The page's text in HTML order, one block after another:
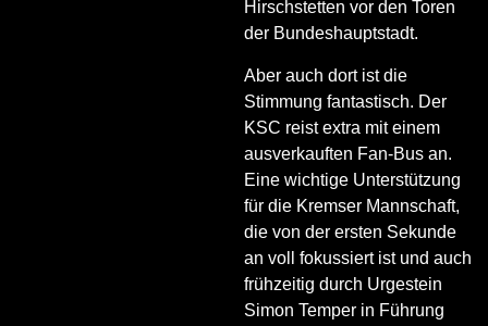
Hirschstetten vor den Toren
der Bundeshauptstadt.
Aber auch dort ist die
Stimmung fantastisch. Der
KSC reist extra mit einem
ausverkauften Fan-Bus an.
Eine wichtige Unterstützung
für die Kremser Mannschaft,
die von der ersten Sekunde
an voll fokussiert ist und auch
frühzeitig durch Urgestein
Simon Temper in Führung